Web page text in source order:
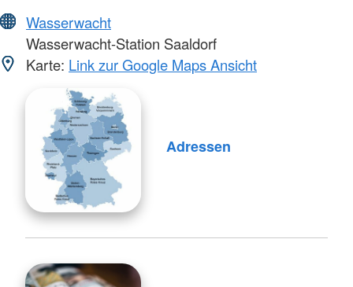
Wasserwacht
Wasserwacht-Station Saaldorf
Karte: Link zur Google Maps Ansicht
Adressen